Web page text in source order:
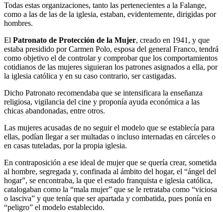
Todas estas organizaciones, tanto las pertenecientes a la Falange,
como a las de las de la iglesia, estaban, evidentemente, dirigidas por
hombres.
El Patronato de Protección de la Mujer, creado en 1941, y que
estaba presidido por Carmen Polo, esposa del general Franco, tendrá
como objetivo el de controlar y comprobar que los comportamientos
cotidianos de las mujeres siguieran los patrones asignados a ella, por
la iglesia católica y en su caso contrario, ser castigadas.
Dicho Patronato recomendaba que se intensificara la enseñanza
religiosa, vigilancia del cine y proponía ayuda económica a las
chicas abandonadas, entre otros.
Las mujeres acusadas de no seguir el modelo que se establecía para
ellas, podían llegar a ser multadas o incluso internadas en cárceles o
en casas tuteladas, por la propia iglesia.
En contraposición a ese ideal de mujer que se quería crear, sometida
al hombre, segregada y, confinada al ámbito del hogar, el “ángel del
hogar”, se encontraba, la que el estado franquista e iglesia católica,
catalogaban como la “mala mujer” que se le retrataba como “viciosa
o lasciva” y que tenía que ser apartada y combatida, pues ponía en
“peligro” el modelo establecido.